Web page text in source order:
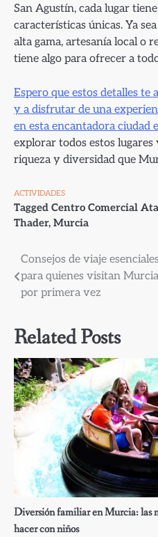
San Agustín, cada lugar
características únicas. Ya
alta gama, artesanía local o
tiene algo para ofrecer a
Espero que estos detalles
y a disfrutar de una
en esta encantadora ciudad
explorar todos estos
riqueza y diversidad que
ACTIVIDADES
Tagged Centro Comercial
Thader, Murcia
Navegación
de
Consejos de viaje esenciales
para quienes visitan Murcia
por primera vez
Related Posts
Diversión familiar en Murcia: las
hacer con niños